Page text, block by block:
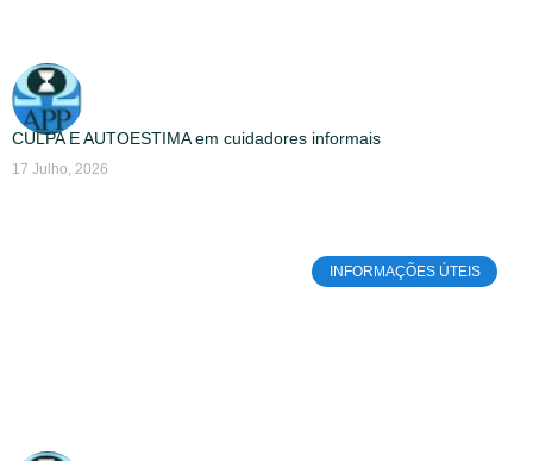
CULPA E AUTOESTIMA em cuidadores informais
17 Julho, 2026
INFORMAÇÕES ÚTEIS